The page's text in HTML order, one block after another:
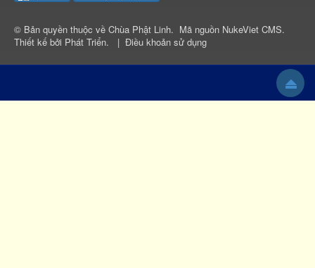
© Bản quyền thuộc về Chùa Phật Linh. Mã nguồn NukeViet CMS.
Thiết kế bởi Phát Triển. | Điều khoản sử dụng